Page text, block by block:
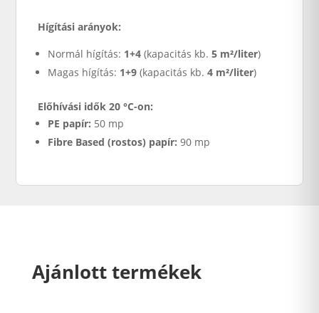
Hígítási arányok:
Normál hígítás: 1+4 (kapacitás kb.5 m²/liter)
Magas hígítás: 1+9 (kapacitás kb.4 m²/liter)
Előhívási idők 20 °C-on:
PE papír: 50 mp
Fibre Based (rostos) papír: 90 mp
Ajánlott termékek